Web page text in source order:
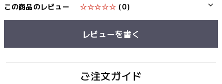
この商品のレビュー ☆☆☆☆☆ (0)
レビューを書く
ご注文ガイド